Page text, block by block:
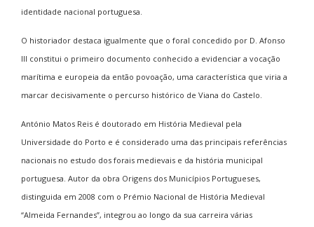
identidade nacional portuguesa.
O historiador destaca igualmente que o foral concedido por D. Afonso
III constitui o primeiro documento conhecido a evidenciar a vocação
marítima e europeia da então povoação, uma característica que viria a
marcar decisivamente o percurso histórico de Viana do Castelo.
António Matos Reis é doutorado em História Medieval pela
Universidade do Porto e é considerado uma das principais referências
nacionais no estudo dos forais medievais e da história municipal
portuguesa. Autor da obra Origens dos Municípios Portugueses,
distinguida em 2008 com o Prémio Nacional de História Medieval
“Almeida Fernandes”, integrou ao longo da sua carreira várias